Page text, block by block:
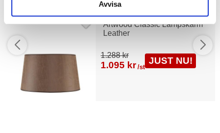
Avvisa
Artwood Classic Lampskärm
Leather
1.288 kr
1.095 kr /st
JUST NU!